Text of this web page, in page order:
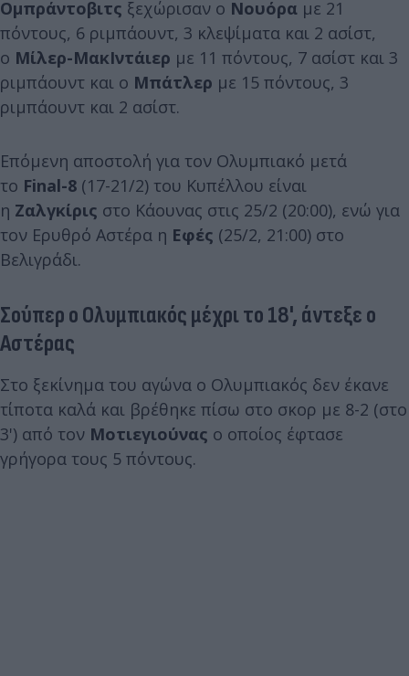
Ομπράντοβιτς ξεχώρισαν ο Νουόρα με 21
πόντους, 6 ριμπάουντ, 3 κλεψίματα και 2 ασίστ,
ο Μίλερ-ΜακΙντάιερ με 11 πόντους, 7 ασίστ και 3
ριμπάουντ και ο Μπάτλερ με 15 πόντους, 3
ριμπάουντ και 2 ασίστ.
Επόμενη αποστολή για τον Ολυμπιακό μετά
το Final-8 (17-21/2) του Κυπέλλου είναι
η Ζαλγκίρις στο Κάουνας στις 25/2 (20:00), ενώ για
τον Ερυθρό Αστέρα η Εφές (25/2, 21:00) στο
Βελιγράδι.
Σούπερ ο Ολυμπιακός μέχρι το 18', άντεξε ο
Αστέρας
Στο ξεκίνημα του αγώνα ο Ολυμπιακός δεν έκανε
τίποτα καλά και βρέθηκε πίσω στο σκορ με 8-2 (στο
3') από τον Μοτιεγιούνας ο οποίος έφτασε
γρήγορα τους 5 πόντους.